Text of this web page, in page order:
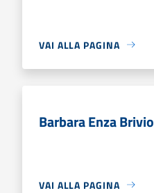
VAI ALLA PAGINA
Barbara Enza Brivio
VAI ALLA PAGINA